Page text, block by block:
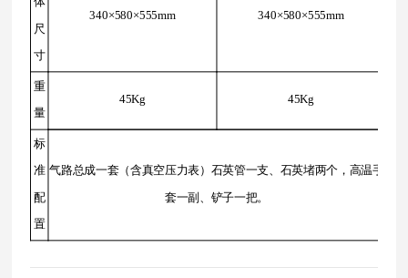
尺
寸
340×580×555mm 340×580×555mm
重
量
45Kg 45Kg
标
准
配
置
气路总成一套（含真空压力表）石英管一支、石英堵两个，高温手
套一副、铲子一把。